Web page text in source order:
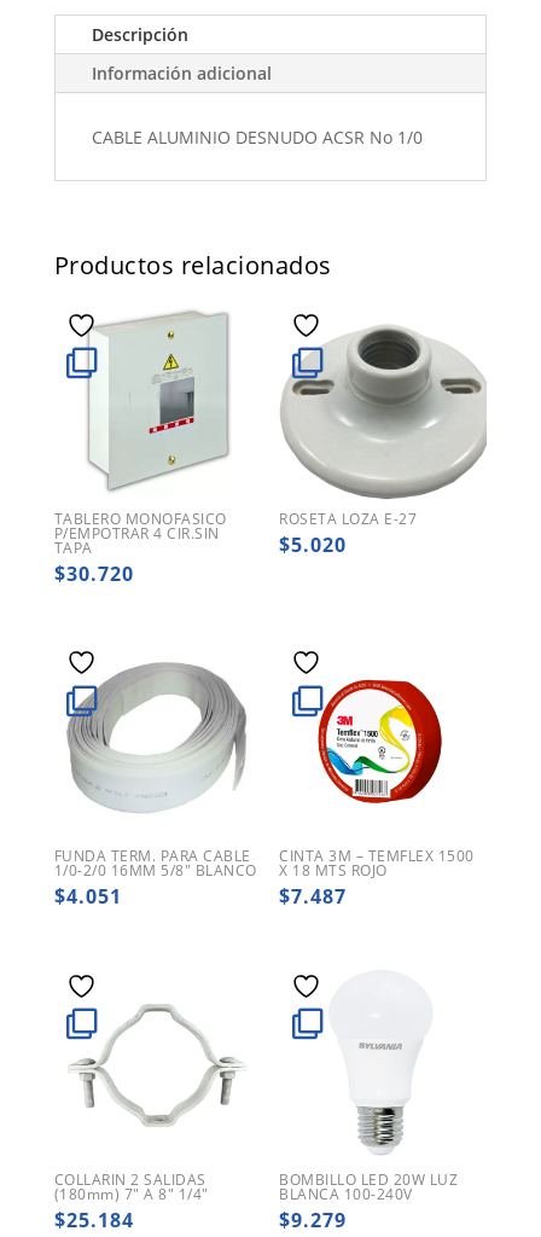
Descripción
Información adicional
CABLE ALUMINIO DESNUDO ACSR No 1/0
Productos relacionados
TABLERO MONOFASICO
P/EMPOTRAR 4 CIR.SIN
TAPA
$30.720
ROSETA LOZA E-27
$5.020
FUNDA TERM. PARA CABLE
1/0-2/0 16MM 5/8″ BLANCO
$4.051
CINTA 3M – TEMFLEX 1500
X 18 MTS ROJO
$7.487
COLLARIN 2 SALIDAS
(180mm) 7″ A 8″ 1/4″
$25.184
BOMBILLO LED 20W LUZ
BLANCA 100-240V
$9.279